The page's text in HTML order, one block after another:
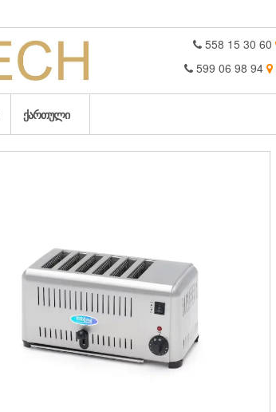
558 15 30 60
599 06 98 94
ᲥᲐᲠᲗᲣᲚᲘ